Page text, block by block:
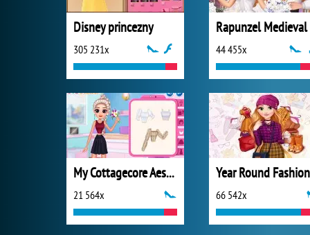
Disney princezny
305 231x 44 455x
My Cottagecore Aesthetic Look
21 564x 66 542x